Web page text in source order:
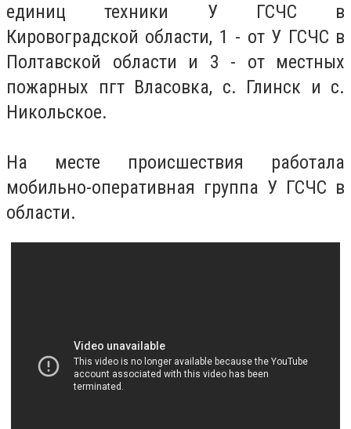
единиц техники У ГСЧС в
Кировоградской области, 1 - от У ГСЧС в
Полтавской области и 3 - от местных
пожарных пгт Власовка, с. Глинск и с.
Никольское.
На месте происшествия работала
мобильно-оперативная группа У ГСЧС в
области.